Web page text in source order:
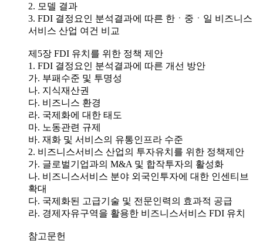
2. 모델 결과
3. FDI 결정요인 분석결과에 따른 한ㆍ중ㆍ일 비즈니스
서비스 산업 여건 비교
제5장 FDI 유치를 위한 정책 제안
1. FDI 결정요인 분석결과에 따른 개선 방안
가. 부패수준 및 투명성
나. 지식재산권
다. 비즈니스 환경
라. 국제화에 대한 태도
마. 노동관련 규제
바. 재화 및 서비스의 유통인프라 수준
2. 비즈니스서비스 산업의 투자유치를 위한 정책제안
가. 글로벌기업과의 M&A 및 합작투자의 활성화
나. 비즈니스서비스 분야 외국인투자에 대한 인센티브
확대
다. 국제화된 고급기술 및 전문인력의 효과적 공급
라. 경제자유구역을 활용한 비즈니스서비스 FDI 유치
참고문헌